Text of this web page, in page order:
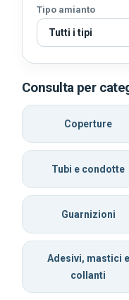
Tipo amianto
Consulta per
Coperture
Tubi e condotte
Guarnizioni
Adesivi, mastici e
collanti